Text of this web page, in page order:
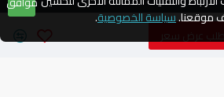
اطلب عرض سعر
موقعنا.سياسة الخصوصية.